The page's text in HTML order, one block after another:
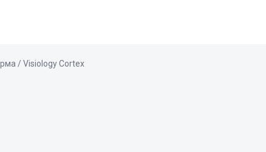
/ Visiology Cortex